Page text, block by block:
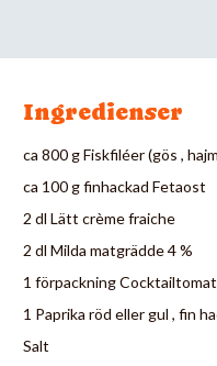
Ingredienser
ca 800 g Fiskfiléer (gös ,
ca 100 g finhackad Fetaost
2 dl Lätt crème fraiche
2 dl Milda matgrädde 4 %
1 förpackning
1 Paprika röd eller gul , fin
Salt